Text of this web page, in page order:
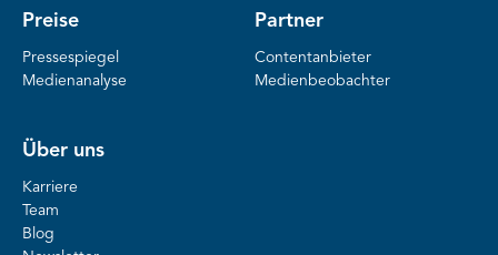
Preise
Pressespiegel
Medienanalyse
Partner
Contentanbieter
Medienbeobachter
Über uns
Karriere
Team
Blog